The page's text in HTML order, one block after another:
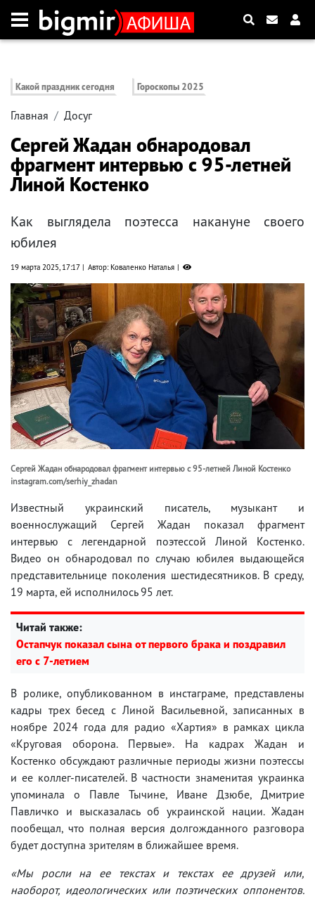
Какой праздник сегодня Гороскопы 2025
Главная Досуг
Сергей Жадан обнародовал
фрагмент интервью с 95-летней
Линой Костенко
Как выглядела поэтесса накануне своего
юбилея
19 марта 2025, 17:17 Автор: Коваленко Наталья
Сергей Жадан обнародовал фрагмент интервью с 95-летней Линой Костенко
instagram.com/serhiy_zhadan
Известный украинский писатель, музыкант и
военнослужащий Сергей Жадан показал фрагмент
интервью с легендарной поэтессой Линой Костенко.
Видео он обнародовал по случаю юбилея выдающейся
представительнице поколения шестидесятников. В среду,
19 марта, ей исполнилось 95 лет.
Читай также:
Остапчук показал сына от первого брака и поздравил
его с 7-летием
В ролике, опубликованном в инстаграме, представлены
кадры трех бесед с Линой Васильевной, записанных в
ноябре 2024 года для радио «Хартия» в рамках цикла
«Круговая оборона. Первые». На кадрах Жадан и
Костенко обсуждают различные периоды жизни поэтессы
и ее коллег-писателей. В частности знаменитая украинка
упоминала о Павле Тычине, Иване Дзюбе, Дмитрие
Павличко и высказалась об украинской нации. Жадан
пообещал, что полная версия долгожданного разговора
будет доступна зрителям в ближайшее время.
«Мы росли на ее текстах и ​​текстах ее друзей или,
наоборот, идеологических или поэтических оппонентов.